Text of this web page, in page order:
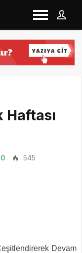
0
545
Devam